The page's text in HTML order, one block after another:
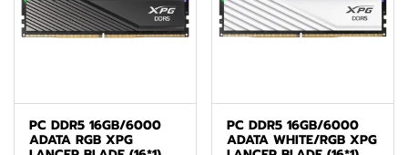
PC DDR5 16GB/6000
ADATA RGB XPG
PC DDR5 16GB/6000
ADATA WHITE/RGB XPG